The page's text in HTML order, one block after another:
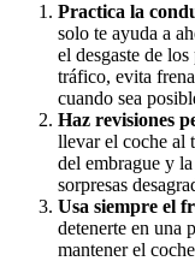
Practica la
solo te ayuda a
el desgaste de
tráfico, evita
cuando sea
Haz revisiones
llevar el coche al
del embrague y
sorpresas
Usa siempre el
detenerte en una
mantener el